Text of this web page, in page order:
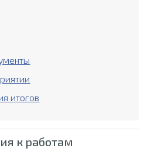
итогов
к работам